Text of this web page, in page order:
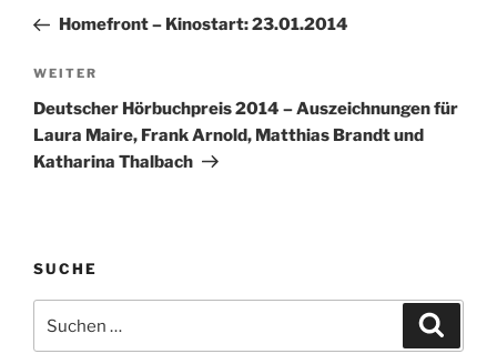
Beitrag
Homefront – Kinostart: 23.01.2014
Nächster
Beitrag
WEITER
Deutscher Hörbuchpreis 2014 – Auszeichnungen für
Laura Maire, Frank Arnold, Matthias Brandt und
Katharina Thalbach
SUCHE
nach: